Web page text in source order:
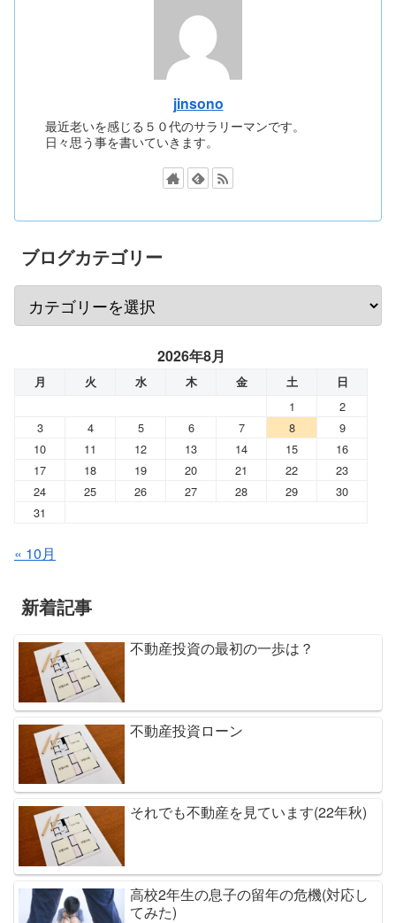
jinsono
最近老いを感じる５０代のサラリーマンです。
日々思う事を書いていきます。
ブログカテゴリー
2026年8月
月 火 水 木 金 土 日
1
2
3
4 5 6 7 8
9
10
11 12 13 14 15
16
17
18 19 20 21 22
23
24
25 26 27 28 29
30
31
« 10月
新着記事
不動産投資の最初の一歩は？
不動産投資ローン
それでも不動産を見ています(22年秋)
高校2年生の息子の留年の危機(対応し
てみた)